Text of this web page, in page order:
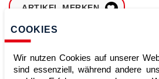
ARTIKEL MERKEN
COOKIES
Wir nutzen Cookies auf unserer
sind essenziell, während andere